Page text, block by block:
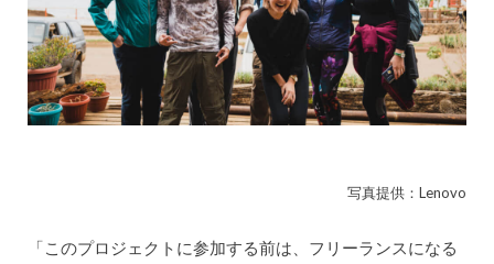
写真提供：Lenovo
「このプロジェクトに参加する前は、フリーランスになる